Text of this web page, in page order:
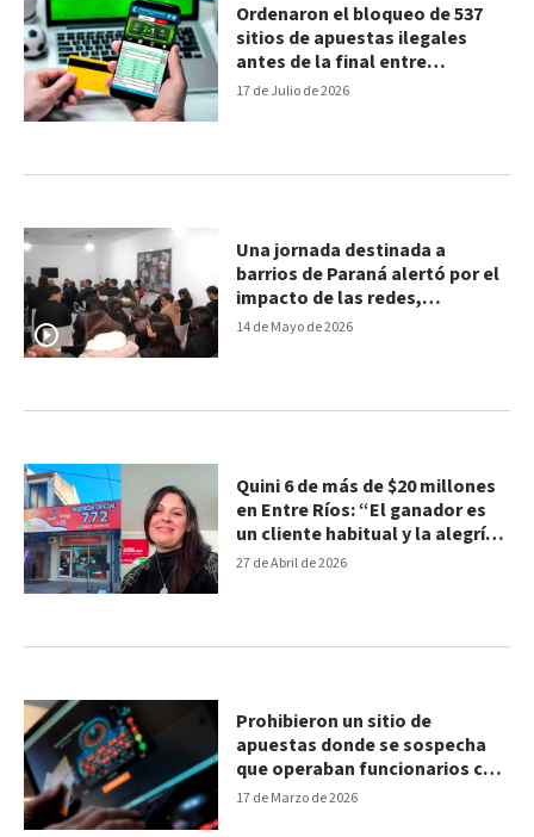
17 de Julio de 2026
Ordenaron el bloqueo de 537
sitios de apuestas ilegales
antes de la final entre
Argentina y España
14 de Mayo de 2026
Una jornada destinada a
barrios de Paraná alertó por el
impacto de las redes,
consumos y apuestas
27 de Abril de 2026
Quini 6 de más de $20 millones
en Entre Ríos: “El ganador es
un cliente habitual y la alegría
es doble”
17 de Marzo de 2026
Prohibieron un sitio de
apuestas donde se sospecha
que operaban funcionarios con
información privilegiada